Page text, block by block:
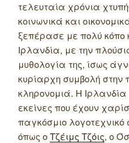
τελευταία χρόνια
κοινωνικά και
ξεπέρασε με πολύ κόπο
Ιρλανδία, με την
μυθολογία της, ίσως
κυρίαρχη συμβολή στην
κληρονομιά. Η Ιρλανδία
εκείνες που έχουν
παγκόσμιο
όπως οΤζέιμς Τζόις, ο